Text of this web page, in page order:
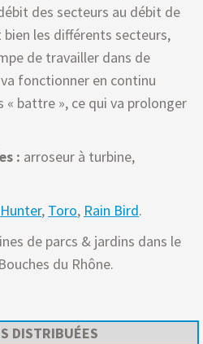
des secteurs au débit de
les différents secteurs,
de travailler dans de
fonctionner en continu
« battre », ce qui va prolonger
: arroseur à turbine,
Hunter, Toro, Rain Bird.
de parcs & jardins dans le
du Rhône.
DISTRIBUÉES